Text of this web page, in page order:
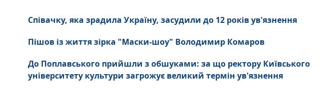
Співачку, яка зрадила Україну, засудили до 12 років ув'язнення
Пішов із життя зірка "Маски-шоу" Володимир Комаров
До Поплавського прийшли з обшуками: за що ректору Київського
університету культури загрожує великий термін ув'язнення